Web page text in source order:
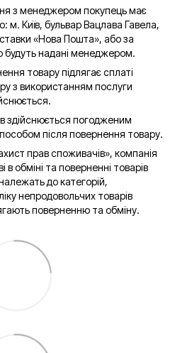
з менеджером покупець має
м. Київ, бульвар Вацлава Гавела,
«Нова Пошта», або за
будуть надані менеджером.
товару підлягає сплаті
з використанням послуги
здійснюється погодженим
після повернення товару.
прав споживачів», компанія
обміні та поверненні товарів
до категорій,
непродовольчих товарів
поверненню та обміну.